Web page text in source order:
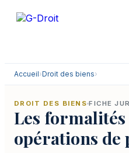
Accueil›Droit des biens›
DROIT DES BIENS FICHE
Les formalités
opérations de